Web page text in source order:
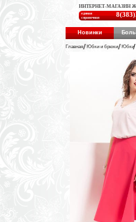
ИНТЕРНЕТ-МАГАЗИН
единая
справочная
Новинки
Главная Юбки и брюки Юбки